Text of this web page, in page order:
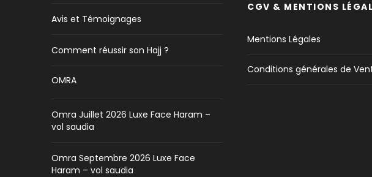
Avis et Témoignages
Comment réussir son Hajj ?
OMRA
Omra Juillet 2026 Luxe Face Haram –
vol saudia
Omra Septembre 2026 Luxe Face
Haram – vol saudia
CGV & MENTIONS
Mentions Légales
Conditions générales de